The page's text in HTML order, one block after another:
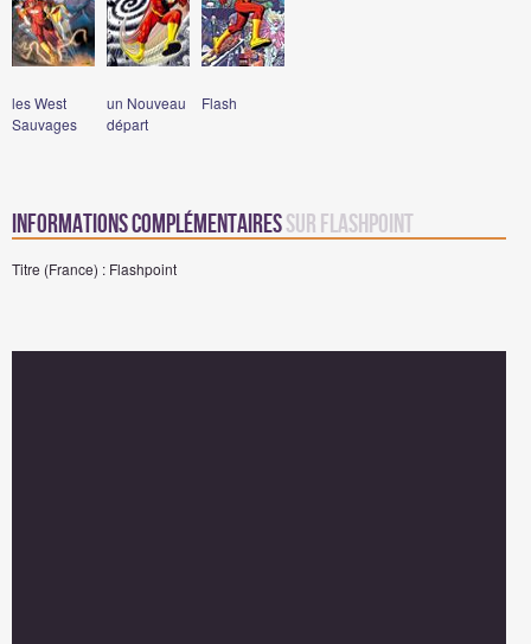
les West
Sauvages
un Nouveau
départ
Flash
Informations complémentairessur Flashpoint
Titre (France) : Flashpoint